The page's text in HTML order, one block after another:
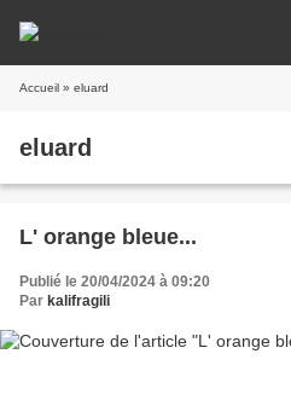
Accueil » eluard
eluard
L' orange bleue...
Publié le 20/04/2024 à 09:20
Par kalifragili